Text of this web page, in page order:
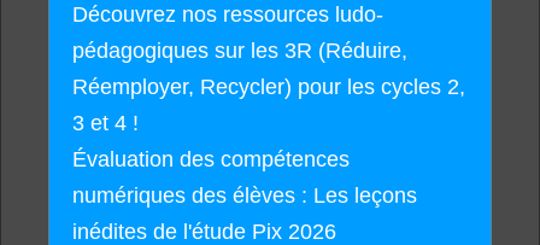
Découvrez nos ressources ludo-
pédagogiques sur les 3R (Réduire,
Réemployer, Recycler) pour les cycles 2,
3 et 4 !
Évaluation des compétences
numériques des élèves : Les leçons
inédites de l'étude Pix 2026